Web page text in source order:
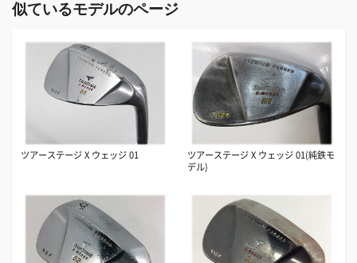
似ているモデルのページ
ツアーステージ X ウェッジ 01
ツアーステージ X ウェッジ 01(純鉄モ
デル)